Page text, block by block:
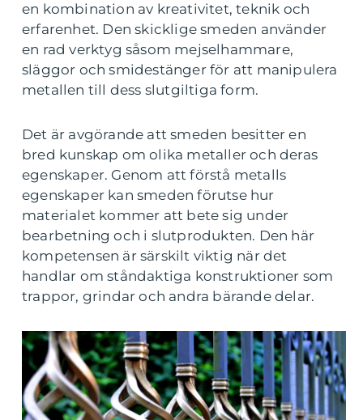
en kombination av kreativitet, teknik och
erfarenhet. Den skicklige smeden använder
en rad verktyg såsom mejselhammare,
släggor och smidestänger för att manipulera
metallen till dess slutgiltiga form.
Det är avgörande att smeden besitter en
bred kunskap om olika metaller och deras
egenskaper. Genom att förstå metalls
egenskaper kan smeden förutse hur
materialet kommer att bete sig under
bearbetning och i slutprodukten. Den här
kompetensen är särskilt viktig när det
handlar om ståndaktiga konstruktioner som
trappor, grindar och andra bärande delar.